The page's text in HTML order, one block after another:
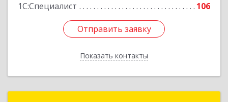
1С:Специалист
106
Отправить заявку
Показать контакты
Отправить заявку
Назад